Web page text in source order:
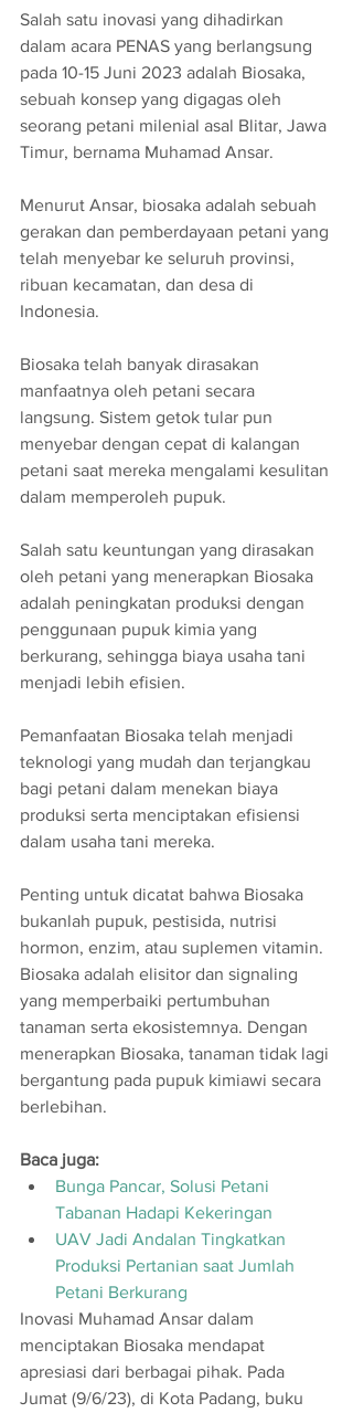
Salah satu inovasi yang dihadirkan
dalam acara PENAS yang berlangsung
pada 10-15 Juni 2023 adalah Biosaka,
sebuah konsep yang digagas oleh
seorang petani milenial asal Blitar, Jawa
Timur, bernama Muhamad Ansar.
Menurut Ansar, biosaka adalah sebuah
gerakan dan pemberdayaan petani yang
telah menyebar ke seluruh provinsi,
ribuan kecamatan, dan desa di
Indonesia.
Biosaka telah banyak dirasakan
manfaatnya oleh petani secara
langsung. Sistem getok tular pun
menyebar dengan cepat di kalangan
petani saat mereka mengalami kesulitan
dalam memperoleh pupuk.
Salah satu keuntungan yang dirasakan
oleh petani yang menerapkan Biosaka
adalah peningkatan produksi dengan
penggunaan pupuk kimia yang
berkurang, sehingga biaya usaha tani
menjadi lebih efisien.
Pemanfaatan Biosaka telah menjadi
teknologi yang mudah dan terjangkau
bagi petani dalam menekan biaya
produksi serta menciptakan efisiensi
dalam usaha tani mereka.
Penting untuk dicatat bahwa Biosaka
bukanlah pupuk, pestisida, nutrisi
hormon, enzim, atau suplemen vitamin.
Biosaka adalah elisitor dan signaling
yang memperbaiki pertumbuhan
tanaman serta ekosistemnya. Dengan
menerapkan Biosaka, tanaman tidak lagi
bergantung pada pupuk kimiawi secara
berlebihan.
Baca juga:
Bunga Pancar, Solusi Petani
Tabanan Hadapi Kekeringan
UAV Jadi Andalan Tingkatkan
Produksi Pertanian saat Jumlah
Petani Berkurang
Inovasi Muhamad Ansar dalam
menciptakan Biosaka mendapat
apresiasi dari berbagai pihak. Pada
Jumat (9/6/23), di Kota Padang, buku